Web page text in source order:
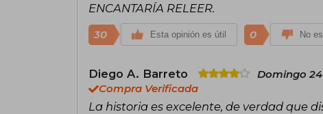
ENCANTARÍA RELEER.
30 Esta opinión es útil 0 No
Diego A. Barreto
Domingo
Compra Verificada
La historia es excelente, de verdad que